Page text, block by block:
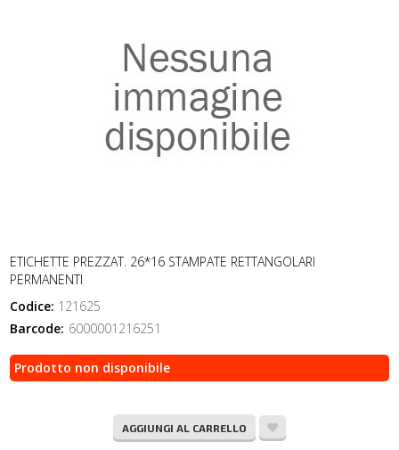
ETICHETTE PREZZAT. 26*16 STAMPATE RETTANGOLARI
PERMANENTI
Codice: 121625
Barcode: 6000001216251
Prodotto non disponibile
AGGIUNGI AL CARRELLO